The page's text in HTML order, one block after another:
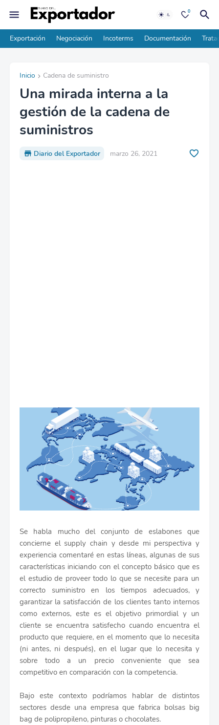
0
Exportación Negociación Incoterms Documentación
Inicio Cadena de suministro
Una mirada interna a la
gestión de la cadena de
suministros
Diario del Exportador marzo 26, 2021
Se habla mucho del conjunto de eslabones que
concierne el supply chain y desde mi perspectiva y
experiencia comentaré en estas líneas, algunas de sus
características iniciando con el concepto básico que es
el estudio de proveer todo lo que se necesite para un
correcto suministro en los tiempos adecuados, y
garantizar la satisfacción de los clientes tanto internos
como externos, este es el objetivo primordial y un
cliente se encuentra satisfecho cuando encuentra el
producto que requiere, en el momento que lo necesita
(ni antes, ni después), en el lugar que lo necesita y
sobre todo a un precio conveniente que sea
competitivo en comparación con la competencia.
Bajo este contexto podríamos hablar de distintos
sectores desde una empresa que fabrica bolsas big
bag de polipropileno, pinturas o chocolates.